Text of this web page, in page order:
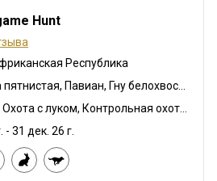
Hunt
Республика
Гиена бурая, Гиена пятнистая, Павиан, Гну белохвостый, Шакал чепрачный, Гну голубой, Зебра саванная (Бурчеллова), Бушпиг (кустарниковая свинья), Иланд капский, Каракал, Цивета, Блесбок, Дукер кустарниковый, Болотный козел, Спрингбок, Орикс, Генет, Жираф, Гемсбок золотой, Гну золотой, Косуля, Медовый барсук, Импала, Королевский Гну, Антилопа прыгун, Куду, Бушбок (Лимпопо), Редунка горный, Ньяла, Ориби, Страус, Дикобраз, Дукер красный, Гемсбок красный, Южноафриканский Конгони, Личи красный, Роан, Соболь, Сервал, Стенбок, Сассаби, Верветка, Бородавочник, Козёл водный, Бонтбок белый
Охота на приваде, Охота с луком, Контрольная охота, Охота с дульнозарядным ружьём, Охота с карабином, Охота с подхода
- 31 дек. 26 г.